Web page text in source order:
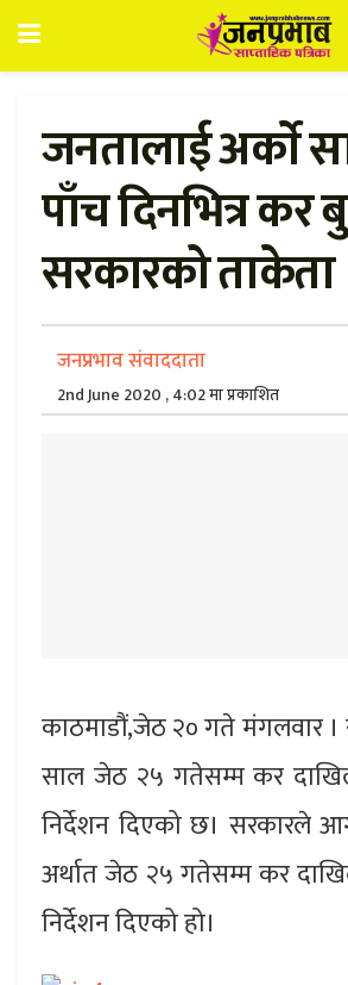
जनतालाई अर्काे
पाँच दिनभित्र कर
सरकारको ताकेता
जनप्रभाव संवाददाता
2nd June 2020 , 4:02 मा प्रकाशित
काठमाडौं,जेठ २० गते मंगलवार
साल जेठ २५ गतेसम्म कर
निर्देशन दिएको छ। सरकारले
अर्थात जेठ २५ गतेसम्म कर
निर्देशन दिएको हो।